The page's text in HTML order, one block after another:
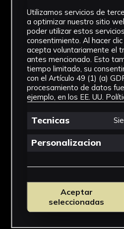
FGD-04-
SF
Utilizamos servicios de
a optimizar nuestro sitio
poder utilizar estos
consentimiento. Al hacer
acepta voluntariamente el
antes mencionado. Esto
tiempo limitado, su
con el Artículo 49 (1) (a)
procesamiento de datos
ejemplo, en los EE. UU.
Tecnicas
Personalizacion
Aceptar
seleccionadas